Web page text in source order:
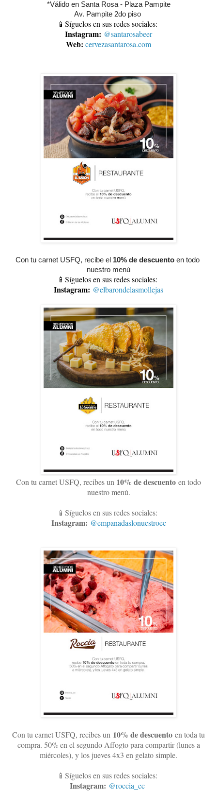
*Válido en Santa Rosa - Plaza Pampite
Av. Pampite 2do piso
📱Síguelos en sus redes sociales:
Instagram: @santarosabeer
Web: cervezasantarosa.com
Con tu carnet USFQ, recibe el 10% de descuento en todo
nuestro menú
📱Síguelos en sus redes sociales:
Instagram: @elbarondelasmollejas
Con tu carnet USFQ, recibes un 10% de descuento en todo
nuestro menú.
📱Síguelos en sus redes sociales:
Instagram: @empanadaslonuestroec
Con tu carnet USFQ, recibes un 10% de descuento en toda tu
compra. 50% en el segundo Affogto para compartir (lunes a
miércoles), y los jueves 4x3 en gelato simple.
📱Síguelos en sus redes sociales:
Instagram: @roccia_ec